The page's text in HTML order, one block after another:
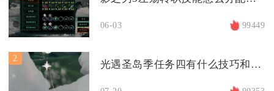
06-03 99449
2
光遇圣岛季任务四有什么技巧和建议